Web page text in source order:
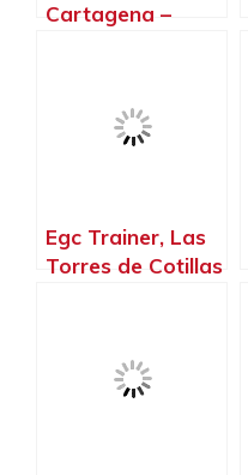
Cartagena –
Egc Trainer, Las
Torres de Cotillas